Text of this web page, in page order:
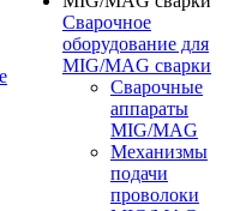
Сварочное
оборудование для
MIG/MAG сварки
Сварочные
аппараты
MIG/MAG
Механизмы
подачи
проволоки